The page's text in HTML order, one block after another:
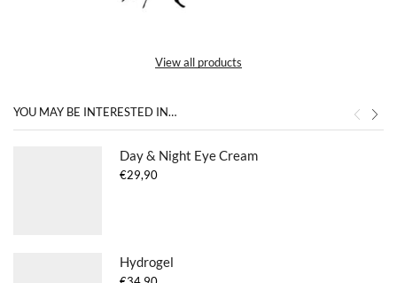
View all products
YOU MAY BE INTERESTED IN…
Day & Night Eye Cream
€29,90
Hydrogel